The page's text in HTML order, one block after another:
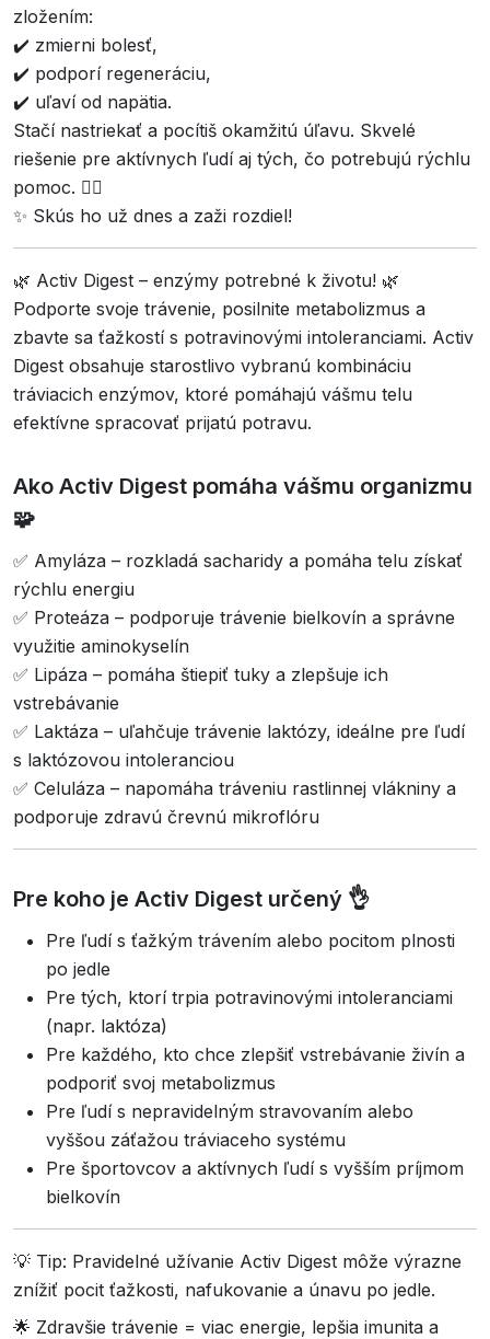
zložením:
✔️ zmierni bolesť,
✔️ podporí regeneráciu,
✔️ uľaví od napätia.
Stačí nastriekať a pocítiš okamžitú úľavu. Skvelé
riešenie pre aktívnych ľudí aj tých, čo potrebujú rýchlu
pomoc. 🏃‍♂️
✨ Skús ho už dnes a zaži rozdiel!
🌿 Activ Digest – enzýmy potrebné k životu! 🌿
Podporte svoje trávenie, posilnite metabolizmus a
zbavte sa ťažkostí s potravinovými intoleranciami. Activ
Digest obsahuje starostlivo vybranú kombináciu
tráviacich enzýmov, ktoré pomáhajú vášmu telu
efektívne spracovať prijatú potravu.
Ako Activ Digest pomáha vášmu organizmu
🧩
✅ Amyláza – rozkladá sacharidy a pomáha telu získať
rýchlu energiu
✅ Proteáza – podporuje trávenie bielkovín a správne
využitie aminokyselín
✅ Lipáza – pomáha štiepiť tuky a zlepšuje ich
vstrebávanie
✅ Laktáza – uľahčuje trávenie laktózy, ideálne pre ľudí
s laktózovou intoleranciou
✅ Celuláza – napomáha tráveniu rastlinnej vlákniny a
podporuje zdravú črevnú mikroflóru
Pre koho je Activ Digest určený 👌
Pre ľudí s ťažkým trávením alebo pocitom plnosti
po jedle
Pre tých, ktorí trpia potravinovými intoleranciami
(napr. laktóza)
Pre každého, kto chce zlepšiť vstrebávanie živín a
podporiť svoj metabolizmus
Pre ľudí s nepravidelným stravovaním alebo
vyššou záťažou tráviaceho systému
Pre športovcov a aktívnych ľudí s vyšším príjmom
bielkovín
💡 Tip: Pravidelné užívanie Activ Digest môže výrazne
znížiť pocit ťažkosti, nafukovanie a únavu po jedle.
🌟 Zdravšie trávenie = viac energie, lepšia imunita a